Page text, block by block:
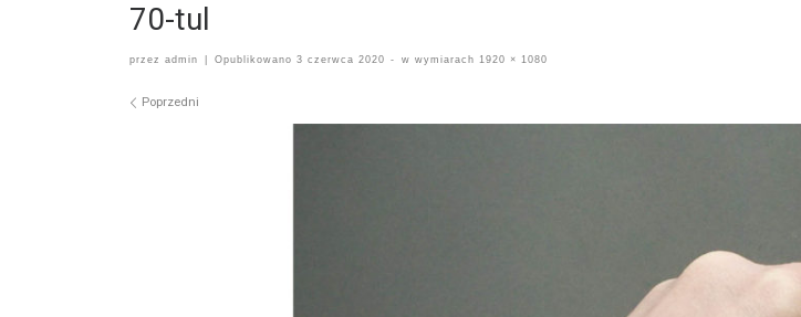
70-tul
przez admin Opublikowano 3 czerwca 2020 - w wymiarach 1920 × 1080
Nawigacja po obrazach
Poprzedni